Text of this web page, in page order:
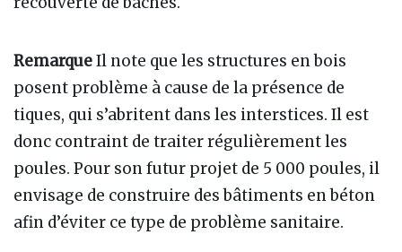
RemarqueIl note que les structures en bois
posent problème à cause de la présence de
tiques, qui s’abritent dans les interstices. Il est
donc contraint de traiter régulièrement les
poules. Pour son futur projet de 5 000 poules, il
envisage de construire des bâtiments en béton
afin d’éviter ce type de problème sanitaire.